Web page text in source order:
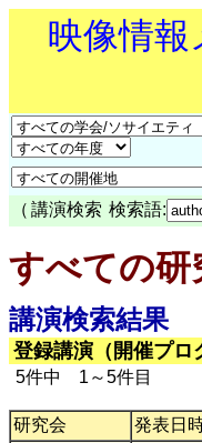
映像情
（ 講演検索 検索語:
すべての研
講演検索結果
登録講演（開催プロ
5件中 1～5件目
研究会 発表日